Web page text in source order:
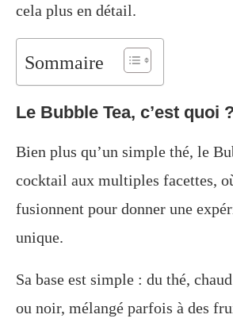
cela plus en détail.
Sommaire
Le Bubble Tea, c’est quoi ?
Bien plus qu’un simple thé, le
cocktail aux multiples facettes,
fusionnent pour donner une
unique.
Sa base est simple : du thé,
ou noir, mélangé parfois à des